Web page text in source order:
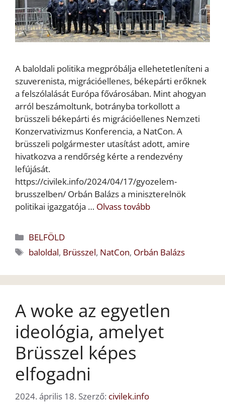
A baloldali politika megpróbálja ellehetetleníteni a
szuverenista, migrációellenes, békepárti erőknek
a felszólalását Európa fővárosában. Mint ahogyan
arról beszámoltunk, botrányba torkollott a
brüsszeli békepárti és migrációellenes Nemzeti
Konzervativizmus Konferencia, a NatCon. A
brüsszeli polgármester utasítást adott, amire
hivatkozva a rendőrség kérte a rendezvény
lefújását.
https://civilek.info/2024/04/17/gyozelem-
brusszelben/ Orbán Balázs a miniszterelnök
politikai igazgatója … Olvass tovább
Kategória
BELFÖLD
Címkék
baloldal, Brüsszel, NatCon, Orbán Balázs
A woke az egyetlen
ideológia, amelyet
Brüsszel képes
elfogadni
2024. április 18. Szerző: civilek.info